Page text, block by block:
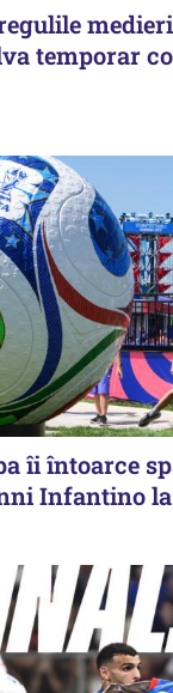
temporar
îi întoarce
Infantino